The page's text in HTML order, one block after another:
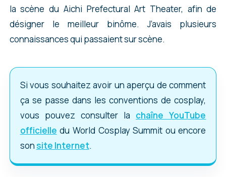
la scène du Aichi Prefectural Art Theater, afin de
désigner le meilleur binôme. J’avais plusieurs
connaissances qui passaient sur scène.
Si vous souhaitez avoir un aperçu de comment
ça se passe dans les conventions de cosplay,
vous pouvez consulter la chaîne YouTube
officielle du World Cosplay Summit ou encore
sonsite Internet.